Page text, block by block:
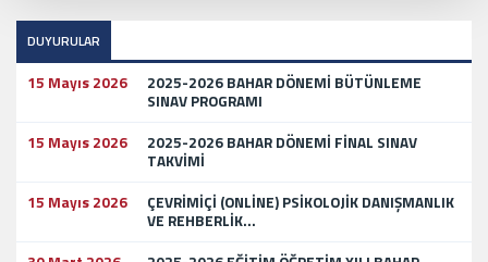
DUYURULAR
15 Mayıs 2026
2025-2026 BAHAR DÖNEMİ BÜTÜNLEME
SINAV PROGRAMI
15 Mayıs 2026
2025-2026 BAHAR DÖNEMİ FİNAL SINAV
TAKVİMİ
15 Mayıs 2026
ÇEVRİMİÇİ (ONLİNE) PSİKOLOJİK DANIŞMANLIK
VE REHBERLİK...